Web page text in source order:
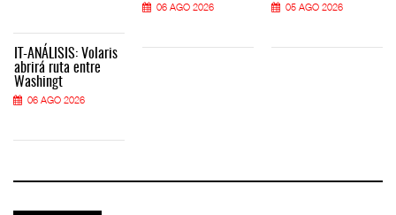
IT-ANÁLISIS: Volaris
abrirá ruta entre
Washingt
06 AGO 2026
06 AGO 2026 05 AGO 2026